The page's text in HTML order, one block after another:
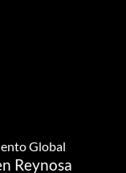
Global
Reynosa